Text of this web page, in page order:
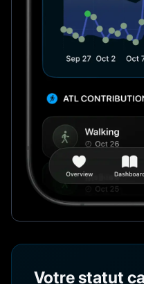
Votre statut